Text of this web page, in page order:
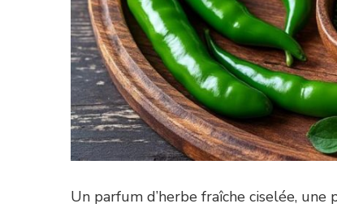
Un parfum d’herbe fraîche ciselée,